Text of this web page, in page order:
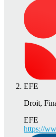
EFE
Droit,
EFE
https://